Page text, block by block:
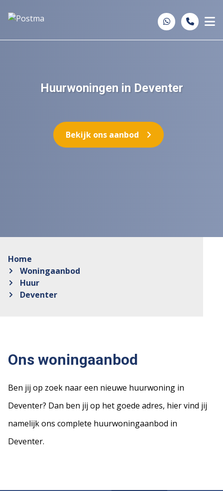
Huurwoningen in Deventer
Bekijk ons aanbod
Home
Woningaanbod
Huur
Deventer
Ons woningaanbod
Ben jij op zoek naar een nieuwe huurwoning in
Deventer? Dan ben jij op het goede adres, hier vind jij
namelijk ons complete huurwoningaanbod in
Deventer.